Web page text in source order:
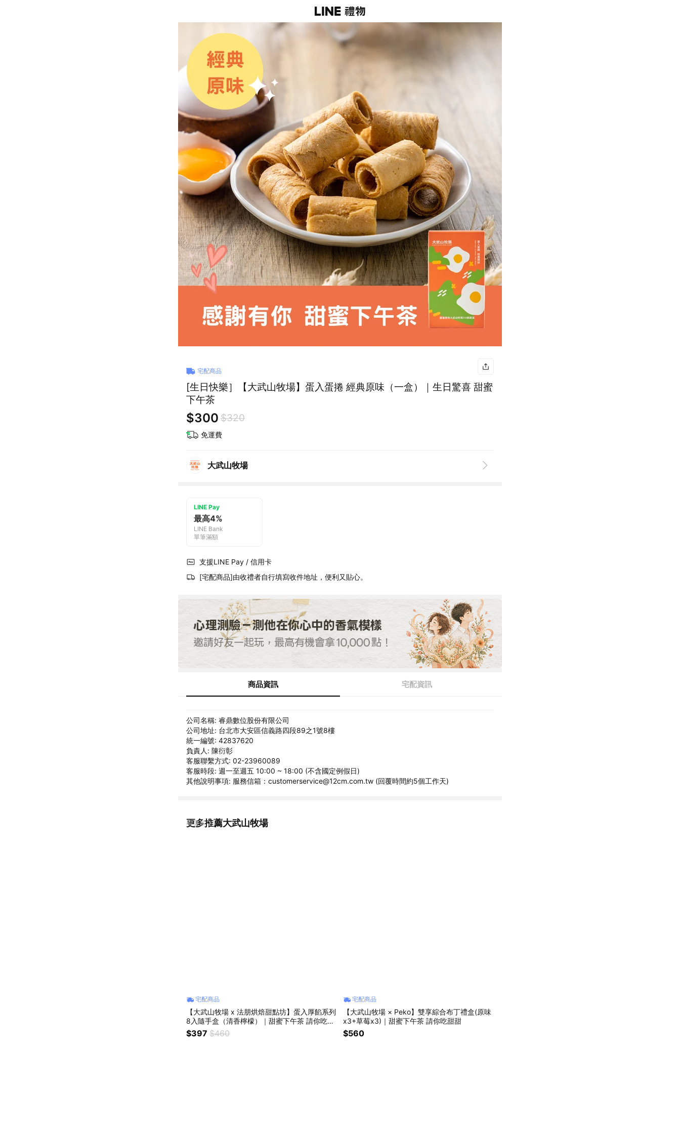
宅配商品
[生日快樂］【大武山牧場】蛋入蛋捲 經典原味（一盒）｜生日驚喜 甜蜜
下午茶
$300 $320
免運費
大武山牧場
LINE Pay
最高4%
LINE Bank
單筆滿額
支援LINE Pay / 信用卡
[宅配商品]由收禮者自行填寫收件地址，便利又貼心。
商品資訊 宅配資訊
公司名稱: 睿鼎數位股份有限公司
公司地址: 台北市大安區信義路四段89之1號8樓
統一編號: 42837620
負責人: 陳衍彰
客服聯繫方式: 02-23960089
客服時段: 週一至週五 10:00 ~ 18:00 (不含國定例假日)
其他說明事項: 服務信箱：customerservice@12cm.com.tw (回覆時間約5個工作天)
更多推薦大武山牧場
看更多
宅配商品
【大武山牧場 x 法朋烘焙甜點坊】蛋入厚餡系列
8入隨手盒（清香檸檬）｜甜蜜下午茶 請你吃甜
甜
$397 $460
宅配商品
【大武山牧場 × Peko】雙享綜合布丁禮盒(原味
x3+草莓x3)｜甜蜜下午茶 請你吃甜甜
$560